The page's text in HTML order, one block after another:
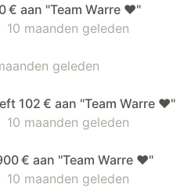
€ aan "Team Warre ❤️"
maanden geleden
geleden
102 € aan "Team Warre ❤️"
maanden geleden
€ aan "Team Warre ❤️"
maanden geleden